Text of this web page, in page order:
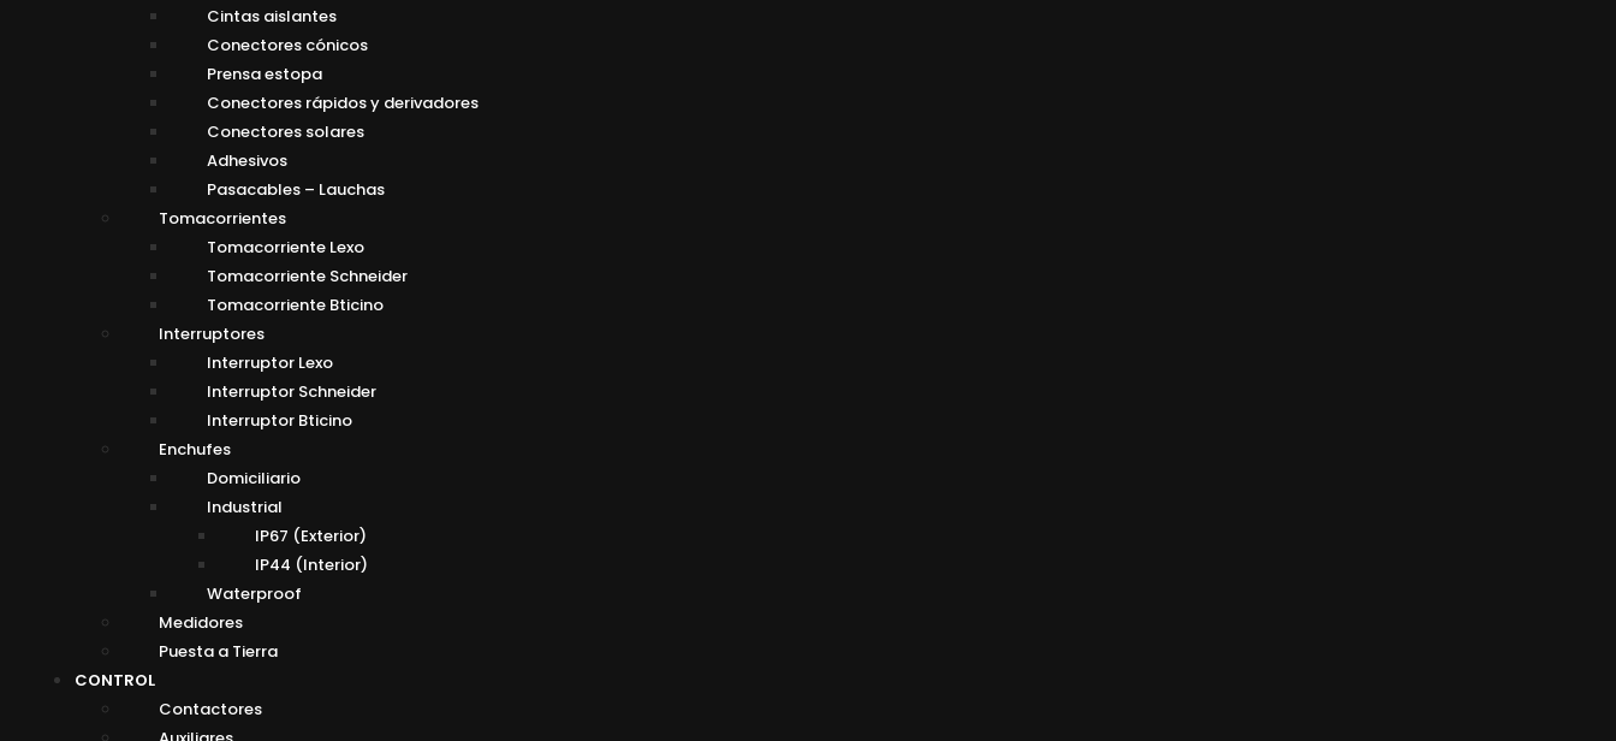
Cintas aislantes
Conectores cónicos
Prensa estopa
Conectores rápidos y derivadores
Conectores solares
Adhesivos
Pasacables – Lauchas
Tomacorrientes
Tomacorriente Lexo
Tomacorriente Schneider
Tomacorriente Bticino
Interruptores
Interruptor Lexo
Interruptor Schneider
Interruptor Bticino
Enchufes
Domiciliario
Industrial
IP67 (Exterior)
IP44 (Interior)
Waterproof
Medidores
Puesta a Tierra
CONTROL
Contactores